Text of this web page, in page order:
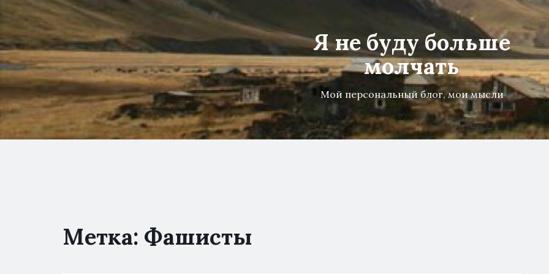
Я не буду больше
молчать
Мой персональный блог, мои мысли
Метка: Фашисты